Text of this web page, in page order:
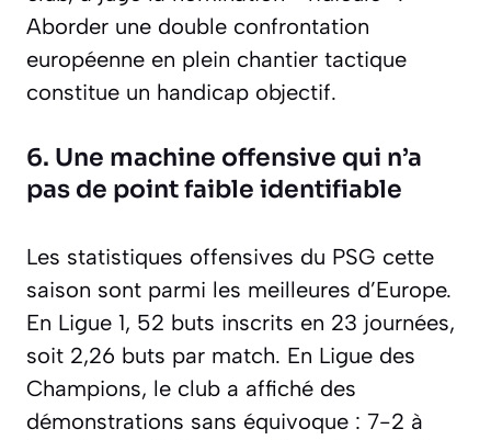
Aborder une double confrontation
européenne en plein chantier tactique
constitue un handicap objectif.
6. Une machine offensive qui n’a
pas de point faible identifiable
Les statistiques offensives du PSG cette
saison sont parmi les meilleures d’Europe.
En Ligue 1, 52 buts inscrits en 23 journées,
soit 2,26 buts par match. En Ligue des
Champions, le club a affiché des
démonstrations sans équivoque : 7-2 à